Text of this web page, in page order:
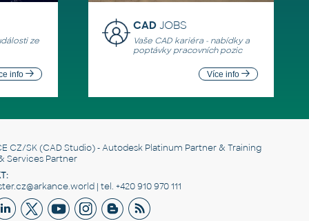
ze
info
CADJOBS
Vaše CAD kariéra - nabídky a
poptávky pracovních pozic
Více info
CZ/SK(CAD Studio) - Autodesk Platinum Partner & Training
Services Partner
| tel. +420 910 970 111